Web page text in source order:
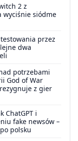
2 z
wyciśnie siódme
przez
dwa
potrzebami
God of War
z gier
ChatGPT i
fake newsów –
polsku